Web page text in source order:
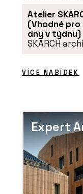
Atelier
(Vhodné pro
dny v týdnu)
SKARCH
VÍCE NABÍDEK
Expert